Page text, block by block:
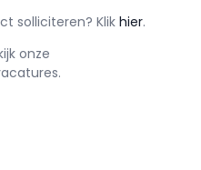
solliciteren? Klik hier.
onze